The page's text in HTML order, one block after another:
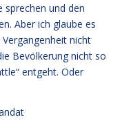
sprechen und den
Aber ich glaube es
nicht
Bevölkerung nicht so
entgeht. Oder